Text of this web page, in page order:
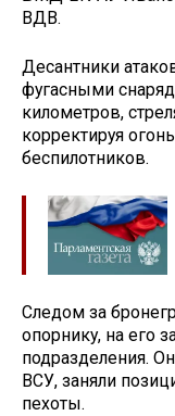
ВДВ.
Десантники
фугасными
километров,
корректируя
беспилотников.
Следом за
опорнику, на его
подразделения.
ВСУ, заняли
пехоты.